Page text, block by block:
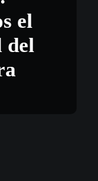
el
del